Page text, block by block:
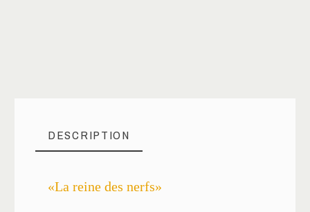
DESCRIPTION
«La reine des nerfs»